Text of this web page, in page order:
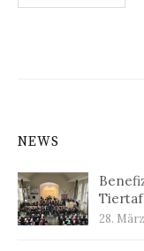
der
NEWS
28.